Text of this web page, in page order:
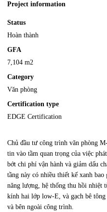
Project information
Status
Hoàn thành
GFA
7,104 m2
Category
Văn phòng
Certification type
EDGE Certification
Chủ đầu tư công trình văn phòng
tin vào tầm quan trọng của việc
bớt chi phí vận hành và giảm dấu
tầng này có nhiều thiết kế xanh
năng lượng, hệ thống thu hồi nhiệt
kính hai lớp low-E, và gạch bê
và bên ngoài công trình.